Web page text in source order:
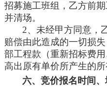
招募施工班组，乙方前
并清场。
2、 未经甲方同意，
赔偿由此造成的一切损
部工程款（重新招标费
高出原有单价所产生的所
六、 竞价报名 时间